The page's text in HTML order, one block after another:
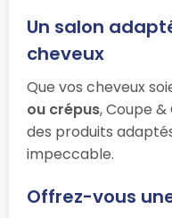
Un salon
cheveux
Que vos cheveux
ou crépus, Coupe
des produits
impeccable.
Offrez-vous